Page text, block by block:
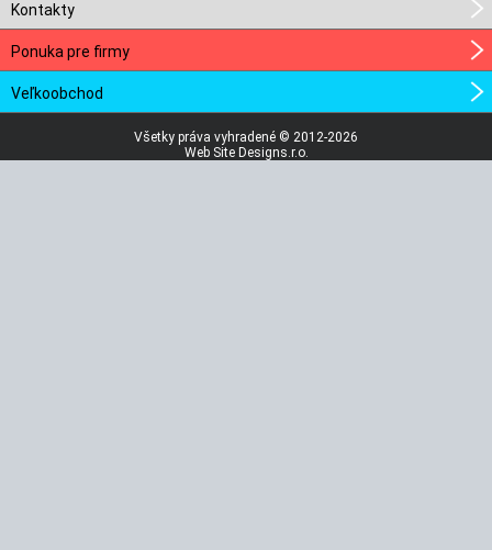
Kontakty
Ponuka pre firmy
Veľkoobchod
Všetky práva vyhradené © 2012-2026
Web Site Designs.r.o.